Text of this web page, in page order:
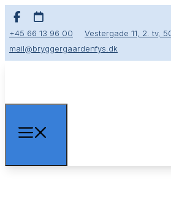
+45 66 13 96 00
Vestergade 11, 2. tv,
mail@bryggergaardenfys.dk